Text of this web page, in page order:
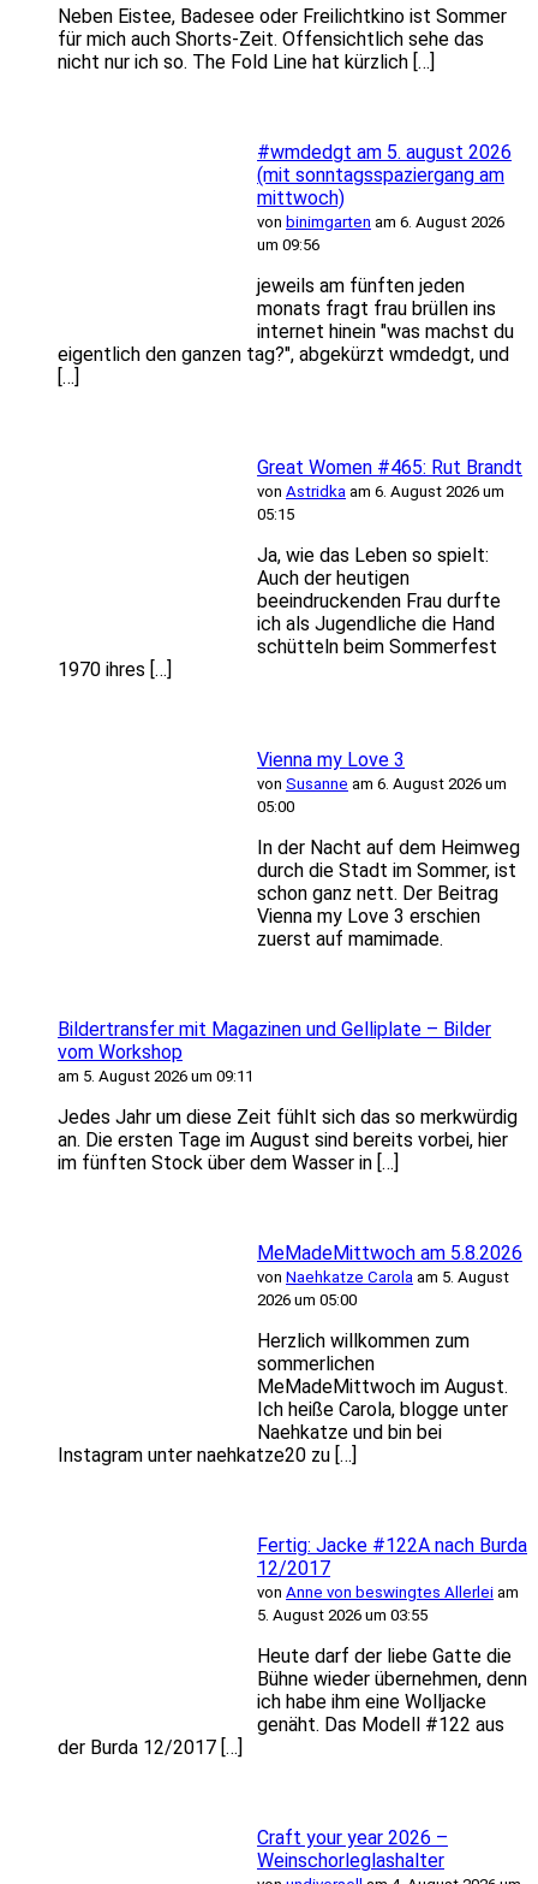
Neben Eistee, Badesee oder Freilichtkino ist Sommer
für mich auch Shorts-Zeit. Offensichtlich sehe das
nicht nur ich so. The Fold Line hat kürzlich […]
#wmdedgt am 5. august 2026
(mit sonntagsspaziergang am
mittwoch)
von binimgarten am 6. August 2026
um 09:56
jeweils am fünften jeden
monats fragt frau brüllen ins
internet hinein "was machst du
eigentlich den ganzen tag?", abgekürzt wmdedgt, und
[…]
Great Women #465: Rut Brandt
von Astridka am 6. August 2026 um
05:15
Ja, wie das Leben so spielt:
Auch der heutigen
beeindruckenden Frau durfte
ich als Jugendliche die Hand
schütteln beim Sommerfest
1970 ihres […]
Vienna my Love 3
von Susanne am 6. August 2026 um
05:00
In der Nacht auf dem Heimweg
durch die Stadt im Sommer, ist
schon ganz nett. Der Beitrag
Vienna my Love 3 erschien
zuerst auf mamimade.
Bildertransfer mit Magazinen und Gelliplate – Bilder
vom Workshop
am 5. August 2026 um 09:11
Jedes Jahr um diese Zeit fühlt sich das so merkwürdig
an. Die ersten Tage im August sind bereits vorbei, hier
im fünften Stock über dem Wasser in […]
MeMadeMittwoch am 5.8.2026
von Naehkatze Carola am 5. August
2026 um 05:00
Herzlich willkommen zum
sommerlichen
MeMadeMittwoch im August.
Ich heiße Carola, blogge unter
Naehkatze und bin bei
Instagram unter naehkatze20 zu […]
Fertig: Jacke #122A nach Burda
12/2017
von Anne von beswingtes Allerlei am
5. August 2026 um 03:55
Heute darf der liebe Gatte die
Bühne wieder übernehmen, denn
ich habe ihm eine Wolljacke
genäht. Das Modell #122 aus
der Burda 12/2017 […]
Craft your year 2026 –
Weinschorleglashalter